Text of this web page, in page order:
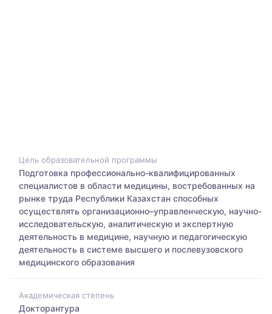
Цель образовательной программы
Подготовка профессионально-квалифицированных
специалистов в области медицины, востребованных на
рынке труда Республики Казахстан способных
осуществлять организационно–управленческую, научно-
исследовательскую, аналитическую и экспертную
деятельность в медицине, научную и педагогическую
деятельность в системе высшего и послевузовского
медицинского образования
Академическая степень
Докторантура